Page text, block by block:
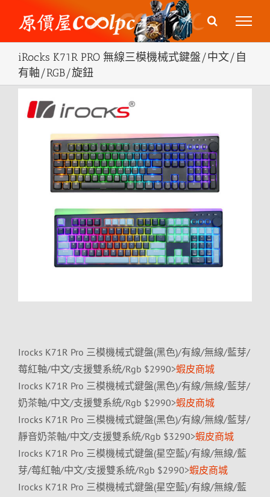
content
iRocks K71R PRO 無線三模機械式鍵盤/中文/自
有軸/RGB/旋鈕
Larger
Irocks K71R Pro 三模機械式鍵盤(黑色)/有線/無線/藍芽/
莓紅軸/中文/支援雙系統/Rgb $2990>蝦皮商城
Irocks K71R Pro 三模機械式鍵盤(黑色)/有線/無線/藍芽/
奶茶軸/中文/支援雙系統/Rgb $2990>蝦皮商城
Irocks K71R Pro 三模機械式鍵盤(黑色)/有線/無線/藍芽/
靜音奶茶軸/中文/支援雙系統/Rgb $3290>蝦皮商城
Irocks K71R Pro 三模機械式鍵盤(星空藍)/有線/無線/藍
芽/莓紅軸/中文/支援雙系統/Rgb $2990>蝦皮商城
Irocks K71R Pro 三模機械式鍵盤(星空藍)/有線/無線/藍